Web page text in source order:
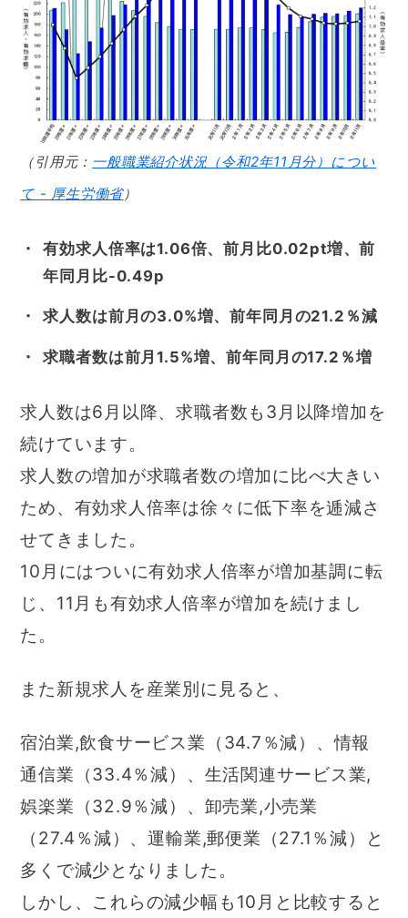
（引用元： 一般職業紹介状況（令和2年11月分）につい
て - 厚生労働省）
有効求人倍率は1.06倍、前月比0.02pt増、前
年同月比-0.49p
求人数は前月の3.0%増、前年同月の21.2％減
求職者数は前月1.5%増、前年同月の17.2％増
求人数は6月以降、求職者数も3月以降増加を
続けています。
求人数の増加が求職者数の増加に比べ大きい
ため、有効求人倍率は徐々に低下率を逓減さ
せてきました。
10月にはついに有効求人倍率が増加基調に転
じ、11月も有効求人倍率が増加を続けまし
た。
また新規求人を産業別に見ると、
宿泊業,飲食サービス業（34.7％減）、情報
通信業（33.4％減）、生活関連サービス業,
娯楽業（32.9％減）、卸売業,小売業
（27.4％減）、運輸業,郵便業（27.1％減）と
多くで減少となりました。
しかし、これらの減少幅も10月と比較すると